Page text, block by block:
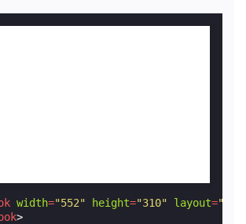
width="552" height="310" layout=
>